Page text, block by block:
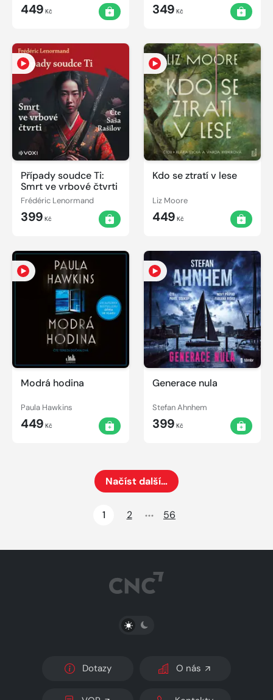
449 Kč 349 Kč
Případy soudce Ti:
Smrt ve vrbové čtvrti
Frédéric Lenormand
399 Kč
Kdo se ztratí v lese
Liz Moore
449 Kč
Modrá hodina
Paula Hawkins
449 Kč
Generace nula
Stefan Ahnhem
399 Kč
Načíst další…
1
2 56
PŘEPNOUT SVĚTLÝ/TMAVÝ REŽIM
Dotazy O nás